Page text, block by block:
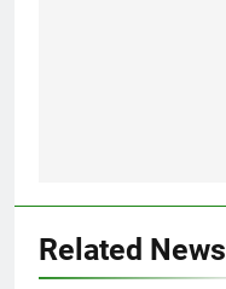
Related News